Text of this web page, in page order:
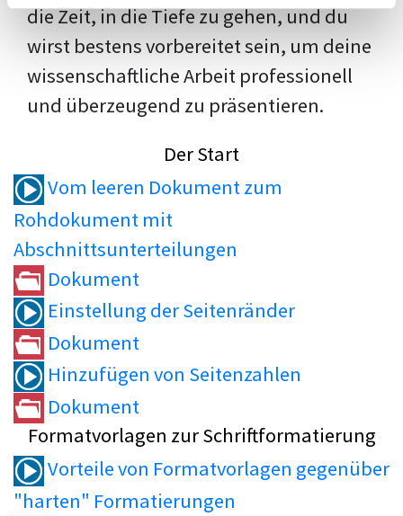
die Zeit, in die Tiefe zu gehen, und du
wirst bestens vorbereitet sein, um deine
wissenschaftliche Arbeit professionell
und überzeugend zu präsentieren.
Der Start
Vom leeren Dokument zum
Rohdokument mit
Abschnittsunterteilungen
Dokument
Einstellung der Seitenränder
Dokument
Hinzufügen von Seitenzahlen
Dokument
Formatvorlagen zur Schriftformatierung
Vorteile von Formatvorlagen gegenüber
"harten" Formatierungen